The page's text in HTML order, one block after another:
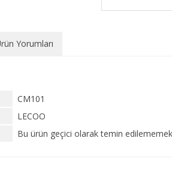
Yorumları
CM101
LECOO
Bu ürün geçici olarak temin